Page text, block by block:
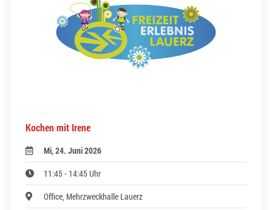
Kochen mit Irene
Mi, 24. Juni 2026
11:45 - 14:45 Uhr
Office, Mehrzweckhalle Lauerz